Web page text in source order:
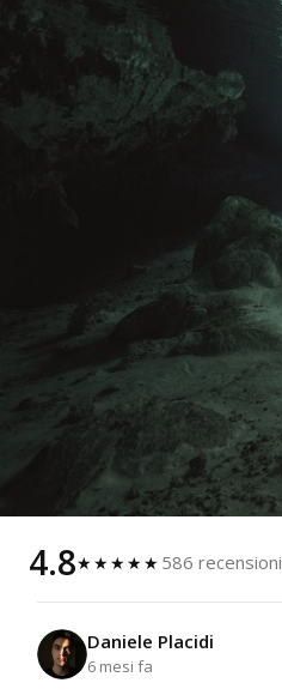
4.8★★★★★ 586 recensioni
Daniele Placidi
6 mesi fa